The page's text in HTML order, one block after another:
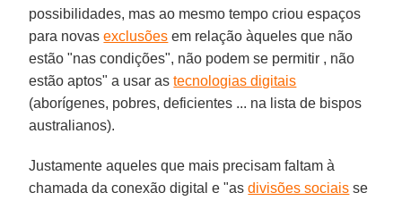
possibilidades, mas ao mesmo tempo criou espaços
para novasexclusões em relação àqueles que não
estão "nas condições", não podem se permitir , não
estão aptos" a usar astecnologias digitais
(aborígenes, pobres, deficientes ... na lista de bispos
australianos).
Justamente aqueles que mais precisam faltam à
chamada da conexão digital e "asdivisões sociais se